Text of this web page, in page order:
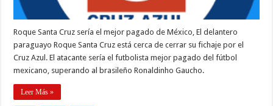
Roque Santa Cruz sería el mejor pagado de México, El delantero
paraguayo Roque Santa Cruz está cerca de cerrar su fichaje por el
Cruz Azul. El atacante sería el futbolista mejor pagado del fútbol
mexicano, superando al brasileño Ronaldinho Gaucho.
Leer Más »